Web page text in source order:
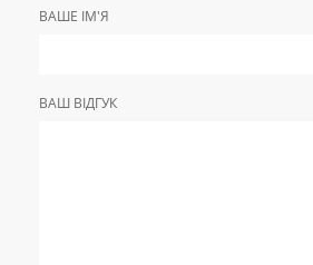
ВАШЕ ІМ'Я
ВАШ ВІДГУК